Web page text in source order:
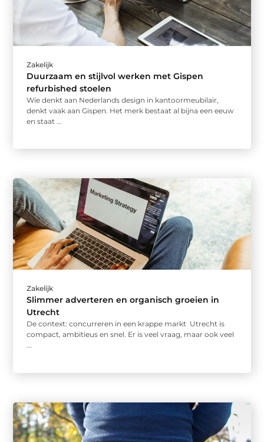
Zakelijk
Duurzaam en stijlvol werken met Gispen
refurbished stoelen
Wie denkt aan Nederlands design in kantoormeubilair,
denkt vaak aan Gispen. Het merk bestaat al bijna een eeuw
en staat ...
Zakelijk
Slimmer adverteren en organisch groeien in
Utrecht
De context: concurreren in een krappe markt Utrecht is
compact, ambitieus en snel. Er is veel vraag, maar ook veel
...